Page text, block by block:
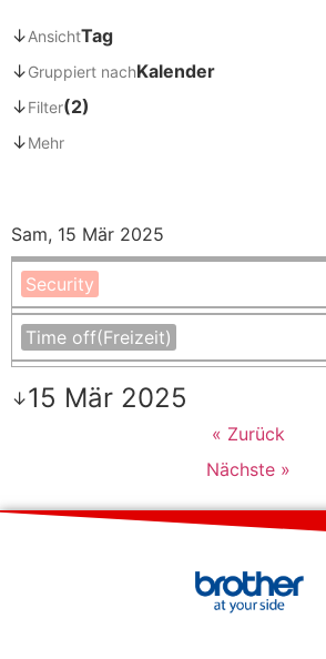
↓AnsichtTag
↓Gruppiert nachKalender
↓Filter(2)
↓Mehr
Sam, 15 Mär 2025
Security
Time off(Freizeit)
↓15 Mär 2025
« Zurück
Nächste »